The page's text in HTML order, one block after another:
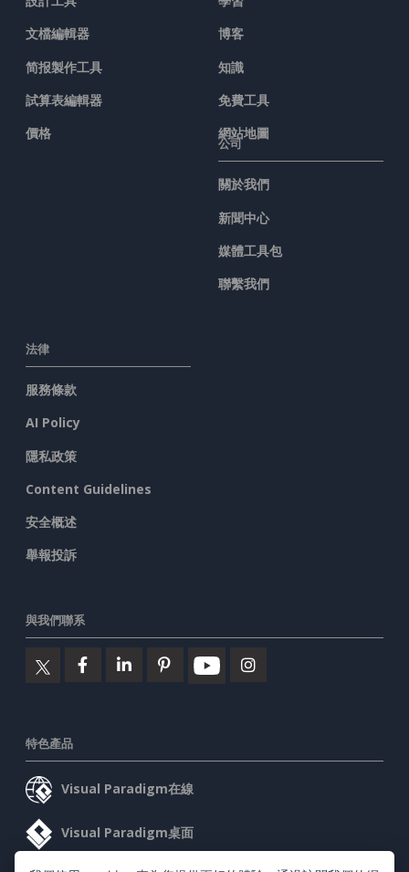
文檔編輯器
简报製作工具
試算表編輯器
價格
博客
知識
免費工具
網站地圖
公司
關於我們
新聞中心
媒體工具包
聯繫我們
法律
服務條款
AI Policy
隱私政策
Content Guidelines
安全概述
舉報投訴
與我們聯系
特色產品
Visual Paradigm在線
Visual Paradigm桌面